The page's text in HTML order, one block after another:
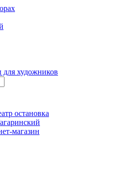
остановка
магазин